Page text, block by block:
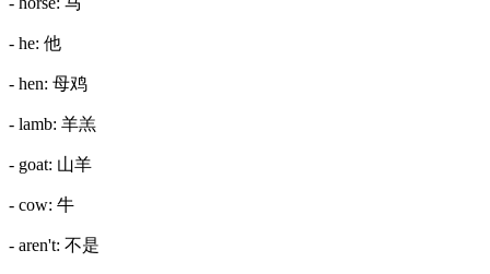
- he: 他
- hen: 母鸡
- lamb: 羊羔
- goat: 山羊
- cow: 牛
- aren't: 不是